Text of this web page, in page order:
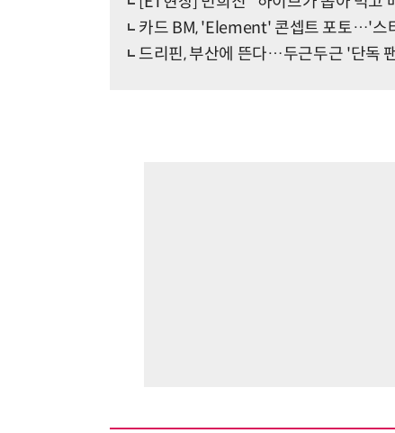
카드 BM, 'Element' 콘셉트 포토…'스
드리핀, 부산에 뜬다…두근두근 '단독